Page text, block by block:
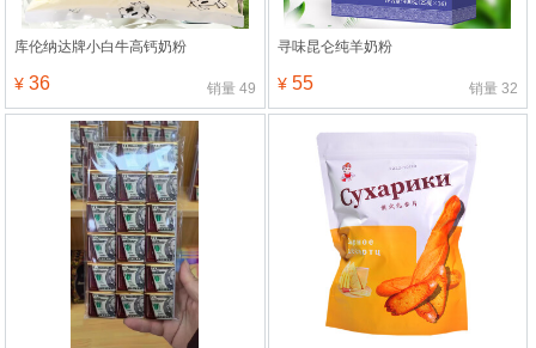
库伦纳达牌小白牛高钙奶粉
¥ 36 销量 49
寻味昆仑纯羊奶粉
¥55 销量 32